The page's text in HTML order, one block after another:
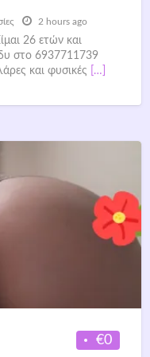
2 hours ago
26 ετών και
στο 6937711739
και φυσικές
[…]
€0